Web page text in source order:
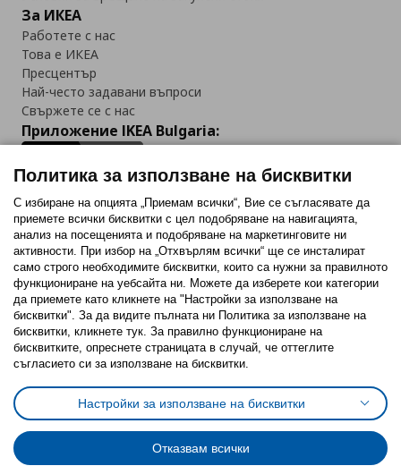
За ИКЕА
Работете с нас
Това е ИКЕА
Пресцентър
Най-често задавани въпроси
Свържете се с нас
Приложение IKEA Bulgaria:
Последвайте ни:
FacebookTwitterYoutubePinterestInstagram
Политика за използване на бисквитки (Cookies)
Избор на настройки за използване на бисквитки
Условия за ползване на ikea.bgОбща политика за личните данни
Политика за защита на личните данни на ikea.bg
Общи условия на програма IKEA Family
Политика за защита на лични данни на програма IKEA Family
Политика за използване на бисквитки
С избиране на опцията „Приемам всички“, Вие се съгласявате да
приемете всички бисквитки с цел подобряване на навигацията,
анализ на посещенията и подобряване на маркетинговите ни
активности. При избор на „Отхвърлям всички“ ще се инсталират
само строго необходимитe бисквитки, които са нужни за правилното
функциониране на уебсайта ни. Можете да изберете кои категории
да приемете като кликнете на "Настройки за използване на
бисквитки". За да видите пълната ни Политика за използване на
бисквитки, кликнете тук. За правилно функциониране на
бисквитките, опреснете страницата в случай, че оттеглите
съгласието си за използване на бисквитки.
Настройки за използване на бисквитки
Отказвам всички